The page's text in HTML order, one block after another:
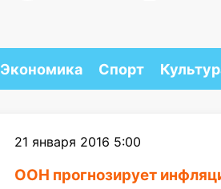
Экономика Спорт
21 января 2016 5:00
ООН прогнозирует